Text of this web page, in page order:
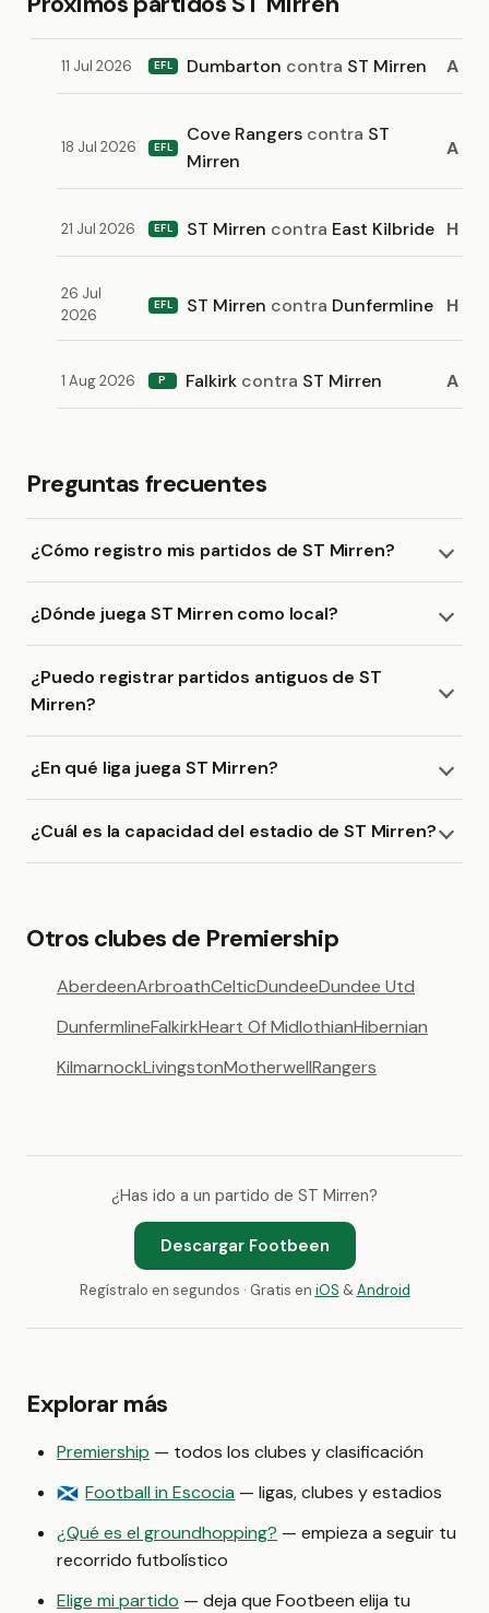
11 Jul 2026 EFL Dumbarton contra ST Mirren A
18 Jul 2026 EFL
Cove Rangers contra ST
Mirren
A
21 Jul 2026 EFL ST Mirren contra East Kilbride H
26 Jul
2026
EFL ST Mirren contra Dunfermline H
1 Aug 2026 P Falkirk contra ST Mirren A
Preguntas frecuentes
¿Cómo registro mis partidos de ST Mirren?
¿Dónde juega ST Mirren como local?
¿Puedo registrar partidos antiguos de ST
Mirren?
¿En qué liga juega ST Mirren?
¿Cuál es la capacidad del estadio de ST Mirren?
Otros clubes de Premiership
AberdeenArbroathCelticDundeeDundee Utd
DunfermlineFalkirkHeart Of MidlothianHibernian
KilmarnockLivingstonMotherwellRangers
¿Has ido a un partido de ST Mirren?
Descargar Footbeen
Regístralo en segundos · Gratis en iOS &Android
Explorar más
Premiership — todos los clubes y clasificación
🏴󠁧󠁢󠁳󠁣󠁴󠁿 Football in Escocia — ligas, clubes y estadios
¿Qué es el groundhopping? — empieza a seguir tu
recorrido futbolístico
Elige mi partido — deja que Footbeen elija tu